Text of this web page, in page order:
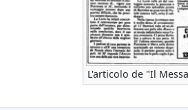
L'articolo de "Il